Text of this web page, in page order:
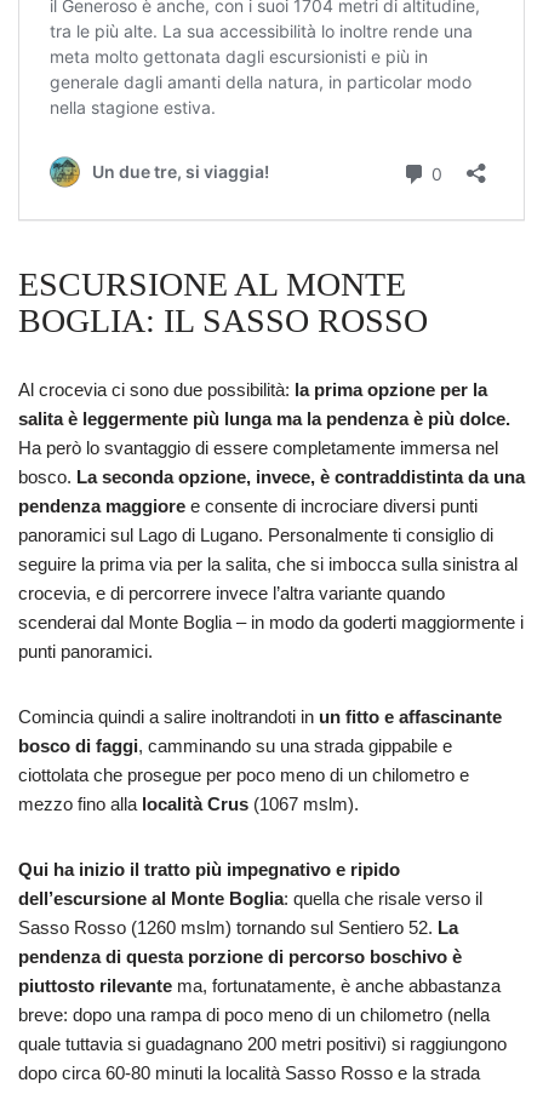
ESCURSIONE AL MONTE
BOGLIA: IL SASSO ROSSO
Al crocevia ci sono due possibilità: la prima opzione per la
salita è leggermente più lunga ma la pendenza è più dolce.
Ha però lo svantaggio di essere completamente immersa nel
bosco. La seconda opzione, invece, è contraddistinta da una
pendenza maggiore e consente di incrociare diversi punti
panoramici sul Lago di Lugano. Personalmente ti consiglio di
seguire la prima via per la salita, che si imbocca sulla sinistra al
crocevia, e di percorrere invece l’altra variante quando
scenderai dal Monte Boglia – in modo da goderti maggiormente i
punti panoramici.
Comincia quindi a salire inoltrandoti in un fitto e affascinante
bosco di faggi, camminando su una strada gippabile e
ciottolata che prosegue per poco meno di un chilometro e
mezzo fino alla località Crus (1067 mslm).
Qui ha inizio il tratto più impegnativo e ripido
dell’escursione al Monte Boglia: quella che risale verso il
Sasso Rosso (1260 mslm) tornando sul Sentiero 52. La
pendenza di questa porzione di percorso boschivo è
piuttosto rilevante ma, fortunatamente, è anche abbastanza
breve: dopo una rampa di poco meno di un chilometro (nella
quale tuttavia si guadagnano 200 metri positivi) si raggiungono
dopo circa 60-80 minuti la località Sasso Rosso e la strada